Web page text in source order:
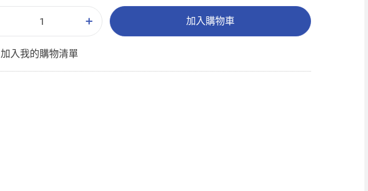
加入購物車
加入我的購物清單